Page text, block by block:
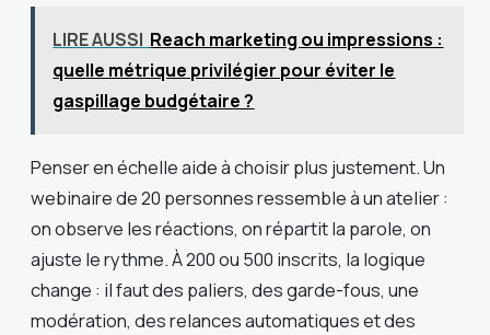
LIRE AUSSI Reach marketing ou impressions :
quelle métrique privilégier pour éviter le
gaspillage budgétaire ?
Penser en échelle aide à choisir plus justement. Un
webinaire de 20 personnes ressemble à un atelier :
on observe les réactions, on répartit la parole, on
ajuste le rythme. À 200 ou 500 inscrits, la logique
change : il faut des paliers, des garde-fous, une
modération, des relances automatiques et des